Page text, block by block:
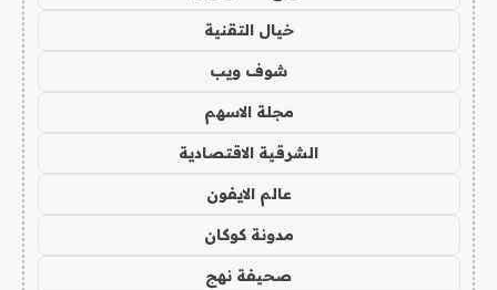
خيال التقنية
شوف ويب
مجلة الاسهم
الشرقية الاقتصادية
عالم الايفون
مدونة كوكان
صحيفة نهج